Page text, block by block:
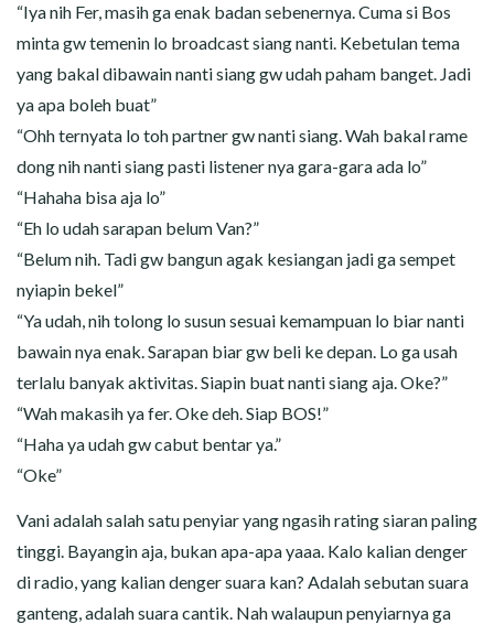
“Iya nih Fer, masih ga enak badan sebenernya. Cuma si Bos
minta gw temenin lo broadcast siang nanti. Kebetulan tema
yang bakal dibawain nanti siang gw udah paham banget. Jadi
ya apa boleh buat”
“Ohh ternyata lo toh partner gw nanti siang. Wah bakal rame
dong nih nanti siang pasti listener nya gara-gara ada lo”
“Hahaha bisa aja lo”
“Eh lo udah sarapan belum Van?”
“Belum nih. Tadi gw bangun agak kesiangan jadi ga sempet
nyiapin bekel”
“Ya udah, nih tolong lo susun sesuai kemampuan lo biar nanti
bawain nya enak. Sarapan biar gw beli ke depan. Lo ga usah
terlalu banyak aktivitas. Siapin buat nanti siang aja. Oke?”
“Wah makasih ya fer. Oke deh. Siap BOS!”
“Haha ya udah gw cabut bentar ya.”
“Oke”
Vani adalah salah satu penyiar yang ngasih rating siaran paling
tinggi. Bayangin aja, bukan apa-apa yaaa. Kalo kalian denger
di radio, yang kalian denger suara kan? Adalah sebutan suara
ganteng, adalah suara cantik. Nah walaupun penyiarnya ga